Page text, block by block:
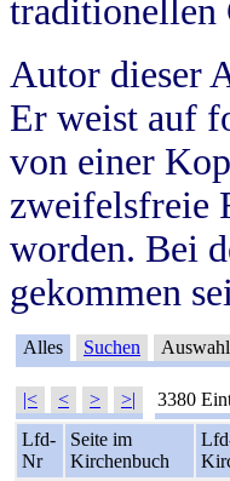
traditionellen
Autor dieser
Er weist auf
von einer
zweifelsfreie
worden. Bei
gekommen
Alles Suchen Auswahl
|< < > >| 3380
Lfd-
Nr
Seite im
Kirchenbuch